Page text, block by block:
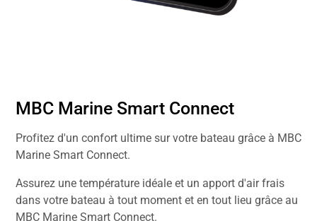
MBC Marine Smart Connect
Profitez d'un confort ultime sur votre bateau grâce à MBC
Marine Smart Connect.
Assurez une température idéale et un apport d'air frais
dans votre bateau à tout moment et en tout lieu grâce au
MBC Marine Smart Connect.